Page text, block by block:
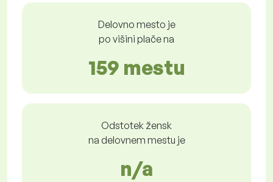
Delovno mesto je
po višini plače na
159 mestu
Odstotek žensk
na delovnem mestu je
n/a